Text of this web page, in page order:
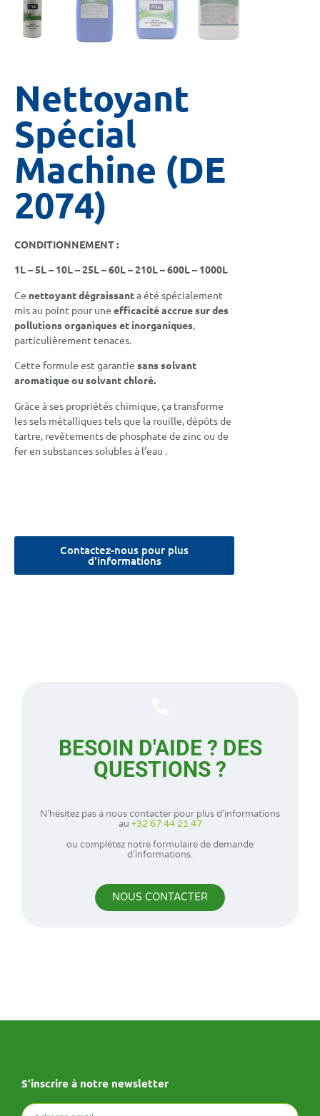
Nettoyant
Spécial
Machine (DE
2074)
CONDITIONNEMENT :
1L – 5L – 10L – 25L – 60L – 210L – 600L – 1000L
Ce nettoyant dégraissanta été spécialement
mis au point pour une efficacité accrue sur des
pollutions organiques et inorganiques,
particulièrement tenaces.
Cette formule est garantie sans solvant
aromatique ou solvant chloré.
Grâce à ses propriétés chimique, ça transforme
les sels métalliques tels que la rouille, dépôts de
tartre, revêtements de phosphate de zinc ou de
fer en substances solubles à l’eau .
Contactez-nous pour plus
d'informations
BESOIN D'AIDE ? DES
QUESTIONS ?
N’hésitez pas à nous contacter pour plus d’informations
au +32 67 44 21 47
ou complétez notre formulaire de demande
d’informations.
NOUS CONTACTER
S'inscrire à notre newsletter